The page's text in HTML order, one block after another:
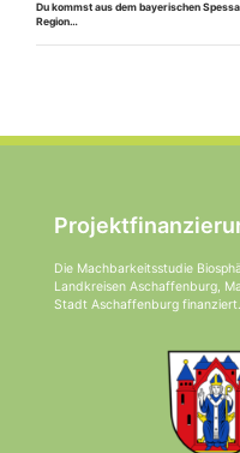
Du kommst aus dem bayerischen
Region…
Die Machbarkeitsstudie
Landkreisen Aschaffenburg,
Stadt Aschaffenburg finanziert.